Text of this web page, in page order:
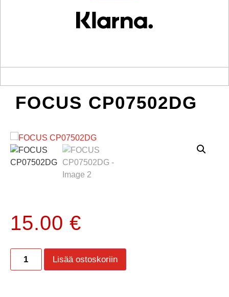
FOCUS CP07502DG
15.00 €
Lisää ostoskoriin